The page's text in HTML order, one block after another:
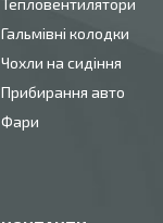
Тепловентилятори
Гальмівні колодки
Чохли на сидіння
Прибирання авто
Фари